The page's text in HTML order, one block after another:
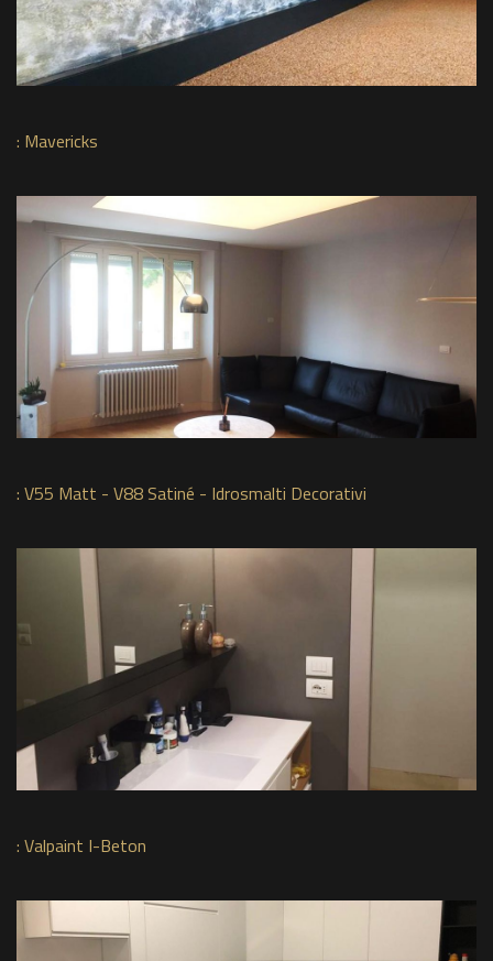
: Mavericks
: V55 Matt - V88 Satiné - Idrosmalti Decorativi
: Valpaint I-Beton